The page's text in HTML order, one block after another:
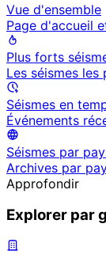
Vue d'ensemble
Page d'accueil
Plus forts
Les séismes
Séismes en
Événements
Séismes par
Archives par
Approfondir
Explorer par